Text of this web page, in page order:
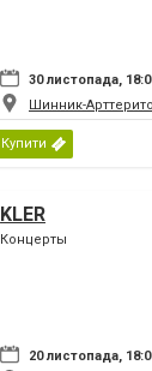
30 листопада,
Шинник-
Купити
KLER
Концерты
20 листопада,